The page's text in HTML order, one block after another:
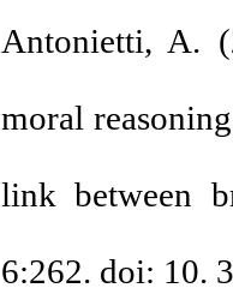
Antonietti, A.
moral
link between
6:262. doi: 10.